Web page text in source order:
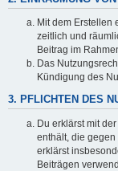
Mit dem Erstellen
zeitlich und
Beitrag im
Das
Kündigung des
3. PFLICHTEN DES
Du erklärst mit
enthält, die
erklärst
Beiträgen